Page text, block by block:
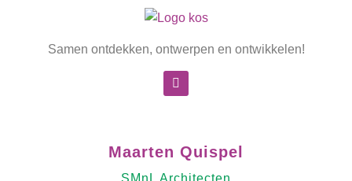
Samen ontdekken, ontwerpen en ontwikkelen!
Maarten Quispel